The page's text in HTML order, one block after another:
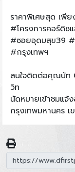
ราคาพิเศษสุด เพี
#โครงการคอร์ดิ
#ซอยอุดมสุข39 #
#กรุงเทพฯ
สนใจติดต่อคุณนัท
วิท
นัดหมายเข้าชมแจ้
กรุงเทพมหานคร เ